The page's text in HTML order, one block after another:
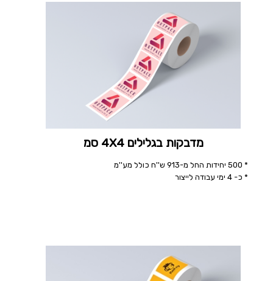
מדבקות בגלילים 4X4 סמ
* 500 יחידות החל מ-913 ש''ח כולל מע''מ
* כ- 4 ימי עבודה לייצור